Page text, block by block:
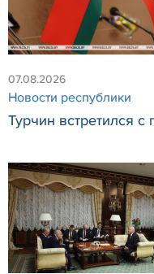
07.08.2026
Новости республики
Турчин встретился